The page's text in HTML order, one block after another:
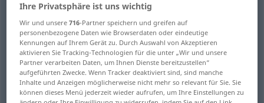
self [self]s <selves [selvz]>
Übersicht aller Übersetzungen
(Für mehr Details die Übersetzung anklicken/antippen)
Selbst, Ich Selbstsucht
Ihre Privatsphäre ist uns wichtig
Wir und unsere716-Partner speichern und greifen auf
personenbezogene Daten wie Browserdaten oder eindeutige
Kennungen auf Ihrem Gerät zu. Durch Auswahl von Akzeptieren
aktivieren Sie Tracking-Technologien für die unter „Wir und unsere
Partner verarbeiten Daten, um Ihnen Dienste bereitzustellen“
aufgeführten Zwecke. Wenn Tracker deaktiviert sind, sind manche
Inhalte und Anzeigen möglicherweise nicht mehr so relevant für Sie. Sie
können dieses Menü jederzeit wieder aufrufen, um Ihre Einstellungen zu